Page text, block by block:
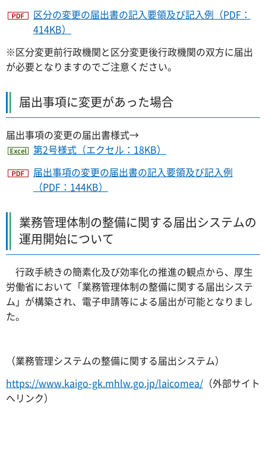
区分の変更の届出書の記入要領及び記入例（PDF：
414KB）
※区分変更前行政機関と区分変更後行政機関の双方に届出
が必要となりますのでご注意ください。
届出事項に変更があった場合
届出事項の変更の届出書様式→
第2号様式（エクセル：18KB）
届出事項の変更の届出書の記入要領及び記入例
（PDF：144KB）
業務管理体制の整備に関する届出システムの
運用開始について
行政手続きの簡素化及び効率化の推進の観点から、厚生
労働省において「業務管理体制の整備に関する届出システ
ム」が構築され、電子申請等による届出が可能となりまし
た。
（業務管理システムの整備に関する届出システム）
https://www.kaigo-gk.mhlw.go.jp/laicomea/ （外部サイト
へリンク）